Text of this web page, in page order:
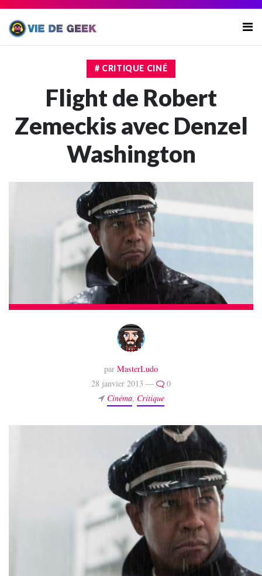
# CRITIQUE CINÉ
Flight de Robert
Zemeckis avec Denzel
Washington
par MasterLudo
28 janvier 2013 —
0
Cinéma, Critique